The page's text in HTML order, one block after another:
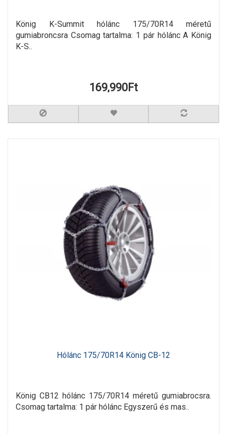
König K-Summit hólánc 175/70R14 méretű
gumiabroncsra Csomag tartalma: 1 pár hólánc A König
K-S..
169,990Ft
Hólánc 175/70R14 König CB-12
König CB12 hólánc 175/70R14 méretű gumiabrocsra.
Csomag tartalma: 1 pár hólánc Egyszerű és mas..